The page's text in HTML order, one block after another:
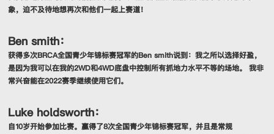
象，迫不及待地想再次和他们一起上赛道！
Ben smith：
获得多次BRCA全国青少年锦标赛冠军的Ben smith说到：我之所以选择好盈，
是因为我可以在我的2WD和4WD底盘中控制所有抓地力水平不等的场地。 我非
常兴奋能在2022赛季继续使用它们。
Luke holdsworth：
自10岁开始参加比赛。赢得了8次全国青少年锦标赛冠军，并且是常规